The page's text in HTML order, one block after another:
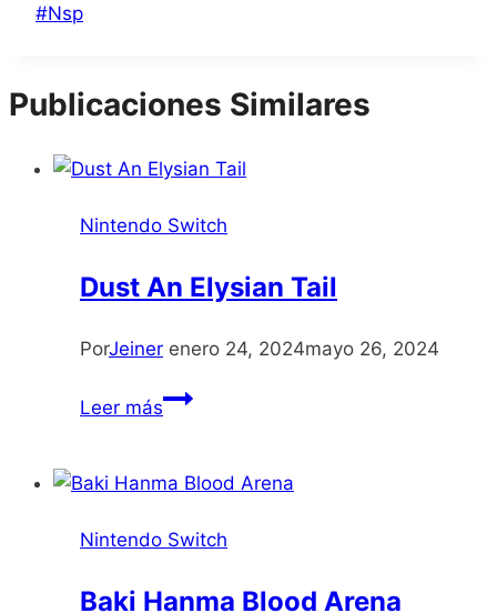
Etiquetas
entrada:
#Nsp
Publicaciones Similares
Nintendo Switch
Dust An Elysian Tail
PorJeiner enero 24, 2024mayo 26, 2024
Leer másDust
Tail
Nintendo Switch
Baki Hanma Blood Arena